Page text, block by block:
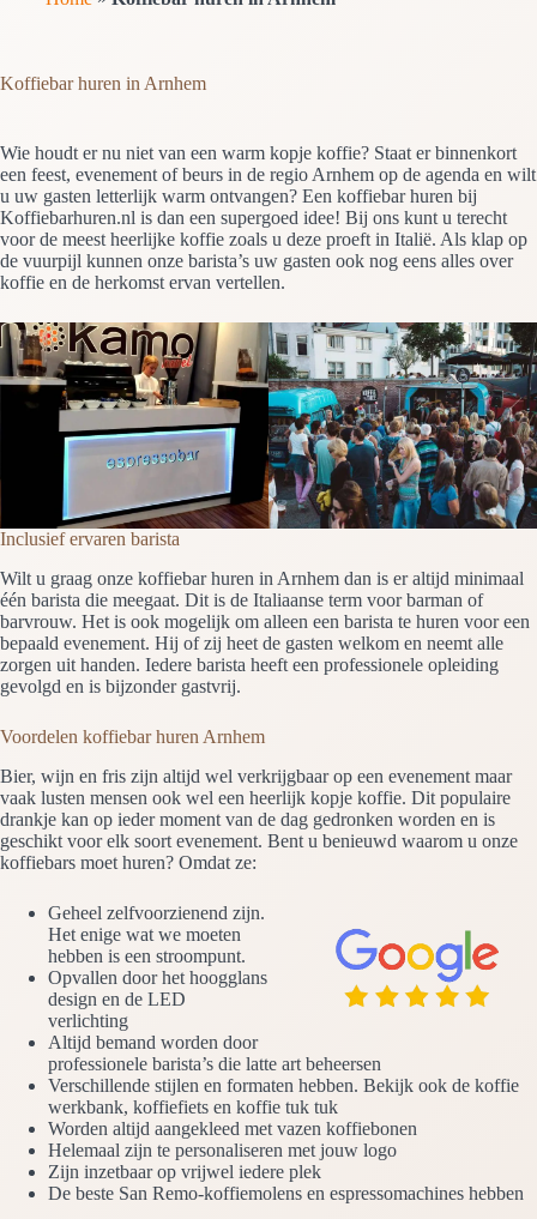
Koffiebar huren in Arnhem
Wie houdt er nu niet van een warm kopje koffie? Staat er binnenkort
een feest, evenement of beurs in de regio Arnhem op de agenda en wilt
u uw gasten letterlijk warm ontvangen? Een koffiebar huren bij
Koffiebarhuren.nl is dan een supergoed idee! Bij ons kunt u terecht
voor de meest heerlijke koffie zoals u deze proeft in Italië. Als klap op
de vuurpijl kunnen onze barista’s uw gasten ook nog eens alles over
koffie en de herkomst ervan vertellen.
Inclusief ervaren barista
Wilt u graag onze koffiebar huren in Arnhem dan is er altijd minimaal
één barista die meegaat. Dit is de Italiaanse term voor barman of
barvrouw. Het is ook mogelijk om alleen een barista te huren voor een
bepaald evenement. Hij of zij heet de gasten welkom en neemt alle
zorgen uit handen. Iedere barista heeft een professionele opleiding
gevolgd en is bijzonder gastvrij.
Voordelen koffiebar huren Arnhem
Bier, wijn en fris zijn altijd wel verkrijgbaar op een evenement maar
vaak lusten mensen ook wel een heerlijk kopje koffie. Dit populaire
drankje kan op ieder moment van de dag gedronken worden en is
geschikt voor elk soort evenement. Bent u benieuwd waarom u onze
koffiebars moet huren? Omdat ze:
Geheel zelfvoorzienend zijn.
Het enige wat we moeten
hebben is een stroompunt.
Opvallen door het hoogglans
design en de LED
verlichting
Altijd bemand worden door
professionele barista’s die latte art beheersen
Verschillende stijlen en formaten hebben. Bekijk ook de koffie
werkbank, koffiefiets en koffie tuk tuk
Worden altijd aangekleed met vazen koffiebonen
Helemaal zijn te personaliseren met jouw logo
Zijn inzetbaar op vrijwel iedere plek
De beste San Remo-koffiemolens en espressomachines hebben